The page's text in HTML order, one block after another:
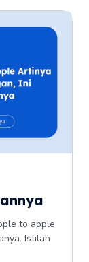
to apple
Istilah